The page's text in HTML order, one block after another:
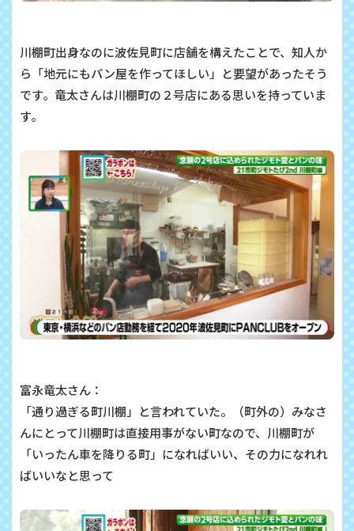
川棚町出身なのに波佐見町に店舗を構えたことで、知人か
ら「地元にもパン屋を作ってほしい」と要望があったそう
です。竜太さんは川棚町の２号店にある思いを持っていま
す。
富永竜太さん：
「通り過ぎる町川棚」と言われていた。（町外の）みなさ
んにとって川棚町は直接用事がない町なので、川棚町が
「いったん車を降りる町」になればいい、その力になれれ
ばいいなと思って